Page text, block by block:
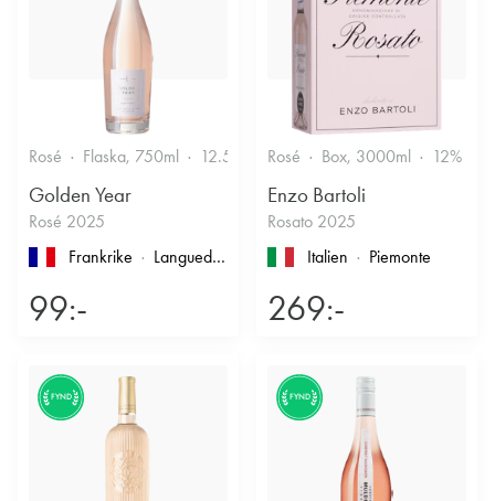
Rosé Flaska, 750ml 12.5% Friskt & Bärigt
Golden Year
Rosé 2025
Frankrike
Languedoc-Roussillon , Pays d'Oc
99:-
Rosé Box, 3000ml 12%
Enzo Bartoli
Rosato 2025
Italien
Piemonte
269:-
FYND FYND